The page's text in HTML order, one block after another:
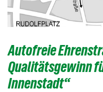
Autofreie
Qualitätsgewinn
Innenstadt“